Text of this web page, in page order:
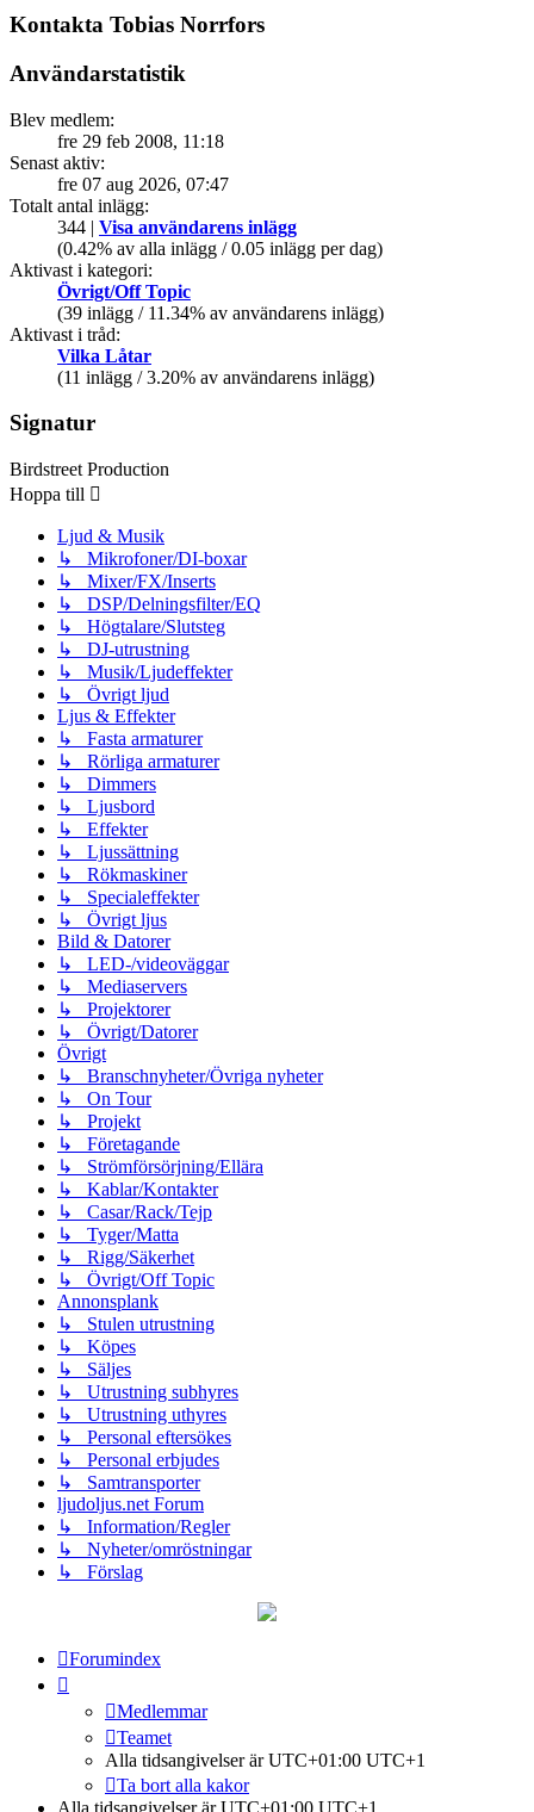
Kontakta Tobias Norrfors
Användarstatistik
Blev medlem:
fre 29 feb 2008, 11:18
Senast aktiv:
fre 07 aug 2026, 07:47
Totalt antal inlägg:
344 | Visa användarens inlägg
(0.42% av alla inlägg / 0.05 inlägg per dag)
Aktivast i kategori:
Övrigt/Off Topic
(39 inlägg / 11.34% av användarens inlägg)
Aktivast i tråd:
Vilka Låtar
(11 inlägg / 3.20% av användarens inlägg)
Signatur
Birdstreet Production
Hoppa till
Ljud & Musik
↳ Mikrofoner/DI-boxar
↳ Mixer/FX/Inserts
↳ DSP/Delningsfilter/EQ
↳ Högtalare/Slutsteg
↳ DJ-utrustning
↳ Musik/Ljudeffekter
↳ Övrigt ljud
Ljus & Effekter
↳ Fasta armaturer
↳ Rörliga armaturer
↳ Dimmers
↳ Ljusbord
↳ Effekter
↳ Ljussättning
↳ Rökmaskiner
↳ Specialeffekter
↳ Övrigt ljus
Bild & Datorer
↳ LED-/videoväggar
↳ Mediaservers
↳ Projektorer
↳ Övrigt/Datorer
Övrigt
↳ Branschnyheter/Övriga nyheter
↳ On Tour
↳ Projekt
↳ Företagande
↳ Strömförsörjning/Ellära
↳ Kablar/Kontakter
↳ Casar/Rack/Tejp
↳ Tyger/Matta
↳ Rigg/Säkerhet
↳ Övrigt/Off Topic
Annonsplank
↳ Stulen utrustning
↳ Köpes
↳ Säljes
↳ Utrustning subhyres
↳ Utrustning uthyres
↳ Personal eftersökes
↳ Personal erbjudes
↳ Samtransporter
ljudoljus.net Forum
↳ Information/Regler
↳ Nyheter/omröstningar
↳ Förslag
Forumindex
Medlemmar
Teamet
Alla tidsangivelser är UTC+01:00 UTC+1
Ta bort alla kakor
Alla tidsangivelser är UTC+01:00 UTC+1